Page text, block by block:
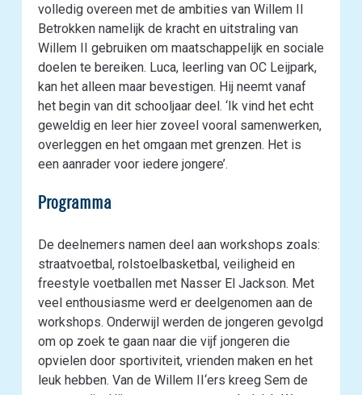
volledig overeen met de ambities van Willem II
Betrokken namelijk de kracht en uitstraling van
Willem II gebruiken om maatschappelijk en sociale
doelen te bereiken. Luca, leerling van OC Leijpark,
kan het alleen maar bevestigen. Hij neemt vanaf
het begin van dit schooljaar deel. ‘Ik vind het echt
geweldig en leer hier zoveel vooral samenwerken,
overleggen en het omgaan met grenzen. Het is
een aanrader voor iedere jongere’.
Programma
De deelnemers namen deel aan workshops zoals:
straatvoetbal, rolstoelbasketbal, veiligheid en
freestyle voetballen met Nasser El Jackson. Met
veel enthousiasme werd er deelgenomen aan de
workshops. Onderwijl werden de jongeren gevolgd
om op zoek te gaan naar die vijf jongeren die
opvielen door sportiviteit, vrienden maken en het
leuk hebben. Van de Willem II‘ers kreeg Sem de